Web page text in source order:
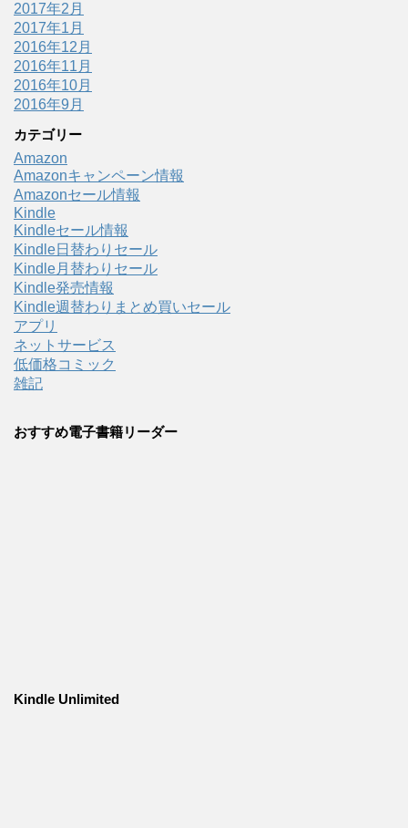
2017年2月
2017年1月
2016年12月
2016年11月
2016年10月
2016年9月
カテゴリー
Amazon
Amazonキャンペーン情報
Amazonセール情報
Kindle
Kindleセール情報
Kindle日替わりセール
Kindle月替わりセール
Kindle発売情報
Kindle週替わりまとめ買いセール
アプリ
ネットサービス
低価格コミック
雑記
おすすめ電子書籍リーダー
Kindle Unlimited